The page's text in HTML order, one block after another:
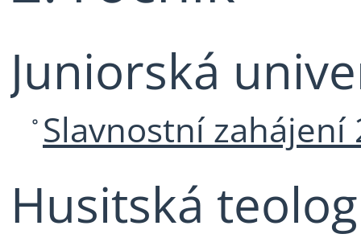
Juniorská
Slavnostní zahájení
Husitská